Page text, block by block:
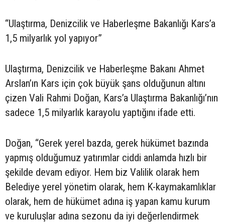
“Ulaştırma, Denizcilik ve Haberleşme Bakanlığı Kars’a
1,5 milyarlık yol yapıyor”
Ulaştırma, Denizcilik ve Haberleşme Bakanı Ahmet
Arslan’ın Kars için çok büyük şans olduğunun altını
çizen Vali Rahmi Doğan, Kars’a Ulaştırma Bakanlığı’nın
sadece 1,5 milyarlık karayolu yaptığını ifade etti.
Doğan, “Gerek yerel bazda, gerek hükümet bazında
yapmış olduğumuz yatırımlar ciddi anlamda hızlı bir
şekilde devam ediyor. Hem biz Valilik olarak hem
Belediye yerel yönetim olarak, hem K-kaymakamlıklar
olarak, hem de hükümet adına iş yapan kamu kurum
ve kuruluşlar adına sezonu da iyi değerlendirmek